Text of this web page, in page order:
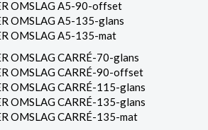
OMSLAG A5-90-offset
OMSLAG A5-135-glans
OMSLAG A5-135-mat
OMSLAG CARRÉ-70-glans
OMSLAG CARRÉ-90-offset
OMSLAG CARRÉ-115-glans
OMSLAG CARRÉ-135-glans
OMSLAG CARRÉ-135-mat